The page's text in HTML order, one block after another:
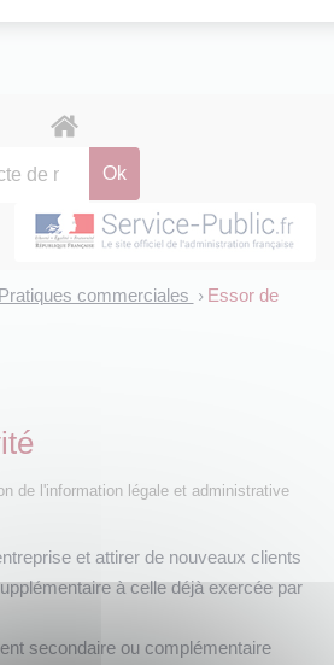
Pratiques commerciales > Essor de
de l'information légale et administrative
et attirer de nouveaux clients
à celle déjà exercée par
secondaire ou complémentaire